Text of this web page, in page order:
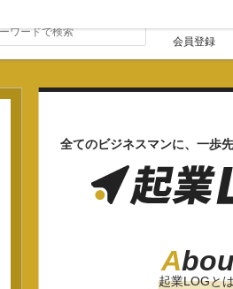
会員登録
全てのビジネスマンに、一歩
A
起業LOGと